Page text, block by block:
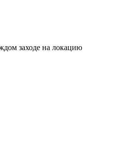
заходе на локацию